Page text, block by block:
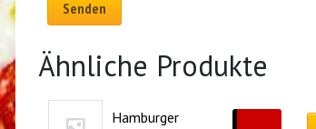
Ähnliche Produkte
Hamburger